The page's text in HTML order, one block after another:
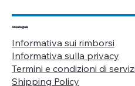
Area legale
Informativa sui rimborsi
Informativa sulla privacy
Termini e condizioni di
Shipping Policy